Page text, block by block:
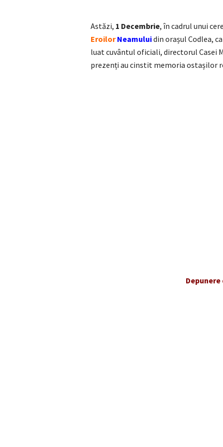
Astăzi, 1 Decembrie, în cadrul unui
Eroilor Neamuluidin orașul Codlea,
luat cuvântul oficiali, directorul Casei
prezenți au cinstit memoria ostașilor
Depunere